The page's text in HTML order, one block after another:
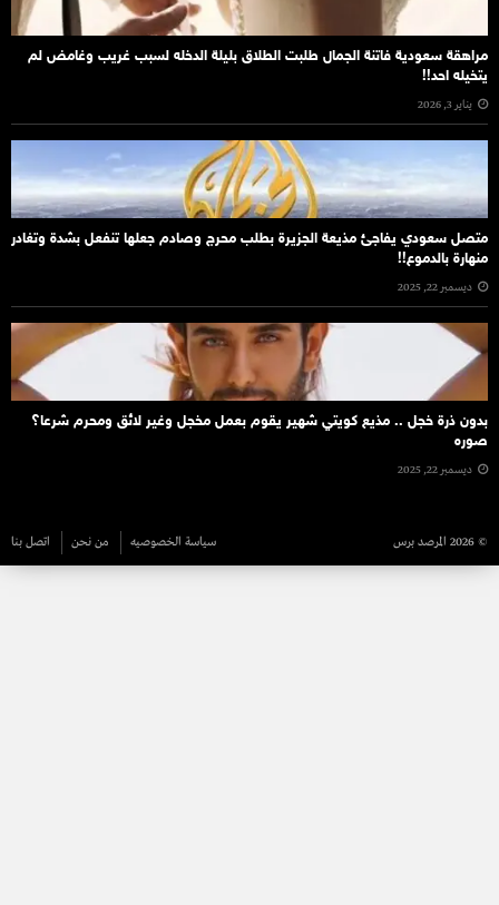
مراهقة سعودية فاتنة الجمال طلبت الطلاق بليلة الدخله لسبب غريب وغامض لم
يتخيله احد!!
يناير 3, 2026
متصل سعودي يفاجئ مذيعة الجزيرة بطلب محرج وصادم جعلها تنفعل بشدة وتغادر
منهارة بالدموع!!
ديسمبر 22, 2025
بدون ذرة خجل .. مذيع كويتي شهير يقوم بعمل مخجل وغير لائق ومحرم شرعا؟
صوره
ديسمبر 22, 2025
© 2026 المرصد برس سياسة الخصوصيه من نحن اتصل بنا